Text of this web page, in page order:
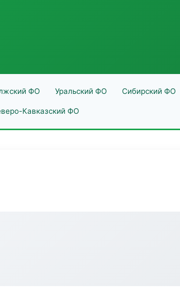
ФО Уральский ФО Сибирский ФО
Кавказский ФО